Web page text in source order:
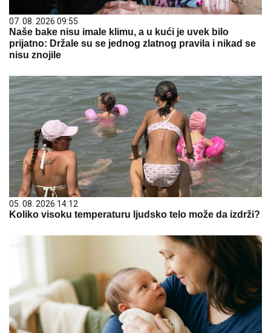
07. 08. 2026 09:55
Naše bake nisu imale klimu, a u kući je uvek bilo
prijatno: Držale su se jednog zlatnog pravila i nikad se
nisu znojile
05. 08. 2026 14:12
Koliko visoku temperaturu ljudsko telo može da izdrži?